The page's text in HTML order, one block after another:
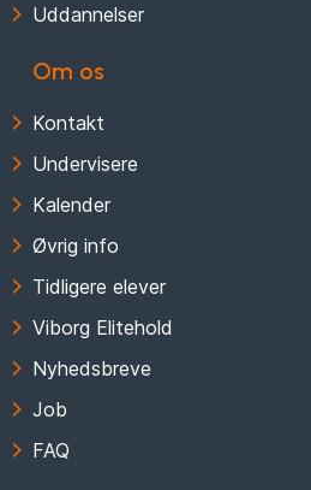
Uddannelser
Om os
Kontakt
Undervisere
Kalender
Øvrig info
Tidligere elever
Viborg Elitehold
Nyhedsbreve
Job
FAQ